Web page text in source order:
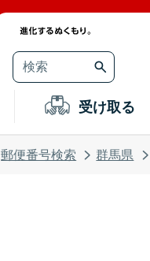
受け取る
郵便番号検索 群馬県